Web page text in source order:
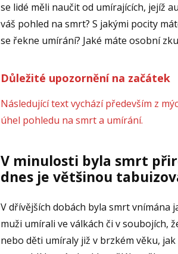
se lidé měli naučit od umírajících, jejíž
váš pohled na smrt? S jakými pocity
se řekne umírání? Jaké máte osobní
Důležité upozornění na začátek
Následující text vychází především z
úhel pohledu na smrt a umírání.
V minulosti byla smrt
dnes je většinou
V dřívějších dobách byla smrt
muži umírali ve válkách či v soubojích,
nebo děti umíraly již v brzkém věku,